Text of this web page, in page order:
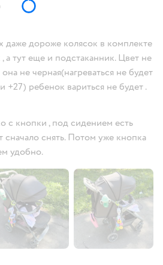
даже дороже колясок в комплекте
а тут еще и подстаканник. Цвет не
не черная(нагреваться не будет
+27) ребенок вариться не будет .
с кнопки , под сидением есть
сначало снять. Потом уже кнопка
удобно.